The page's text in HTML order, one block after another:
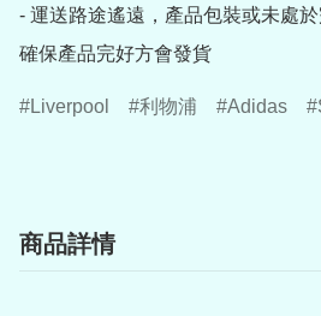
- 運送路途遙遠，產品包裝或未處
確保產品完好方會發貨
Liverpool 利物浦 Adidas
商品詳情